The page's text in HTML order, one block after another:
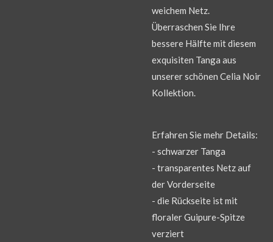
weichem Netz.
Überraschen Sie Ihre
bessere Hälfte mit diesem
exquisiten Tanga aus
unserer schönen Celia Noir
Kollektion.
Erfahren Sie mehr Details:
- schwarzer Tanga
- transparentes Netz auf
der Vorderseite
- die Rückseite ist mit
floraler Guipure-Spitze
verziert